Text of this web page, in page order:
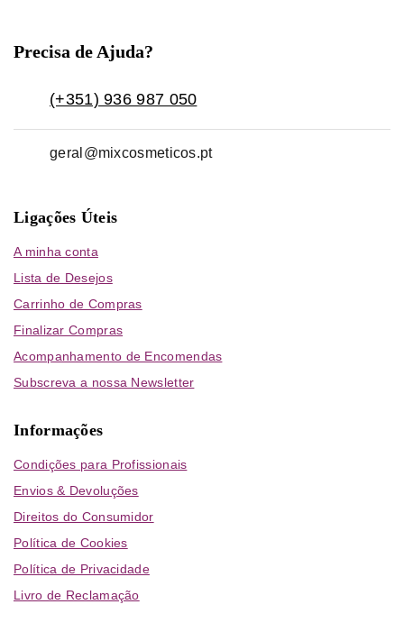
Precisa de Ajuda?
(+351) 936 987 050
geral@mixcosmeticos.pt
Ligações Úteis
A minha conta
Lista de Desejos
Carrinho de Compras
Finalizar Compras
Acompanhamento de Encomendas
Subscreva a nossa Newsletter
Informações
Condições para Profissionais
Envios & Devoluções
Direitos do Consumidor
Política de Cookies
Política de Privacidade
Livro de Reclamação